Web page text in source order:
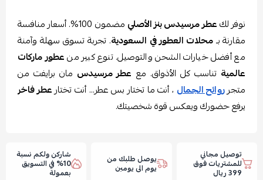
نوفر لكعطر مرسيدس بنز الأصلي
مضمون 100%. أسعار منافسة
مقارنة بـمحلات العطور في السعودية. تجربة تسوق سهلة وآمنة
مع أفضل خيارات الشحن والتوصيل. تنوع كبير منعطور ماركات
عالمية تناسب كل الأذواق. مع عطر مرسيدس مان برايفت من
متجرروائح الجمال ، أنت ما تختار بس عطر… أنت تختارعطر فاخر
يرفع حضورك ويعكس قوة شخصيتك.
توصيل مجاني
للمشتريات فوق
399 ريال
يوصل طلبك من
يوم الى يومين
شاركن ولكم نسبة
10% في التسويق
بعمولة